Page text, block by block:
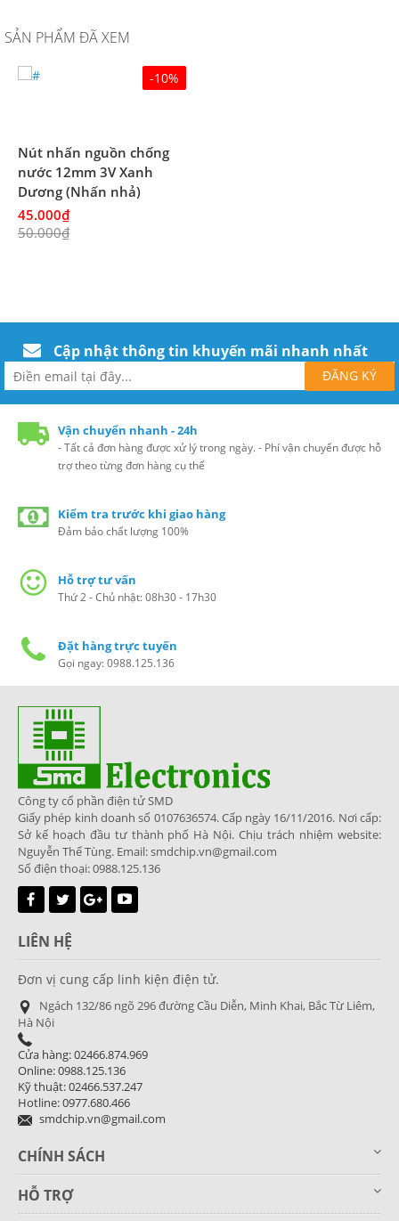
SẢN PHẨM ĐÃ XEM
-10%
Nút nhấn nguồn chống
nước 12mm 3V Xanh
Dương (Nhấn nhả)
45.000₫
50.000₫
Cập nhật thông tin khuyến mãi nhanh nhất
Vận chuyển nhanh - 24h
- Tất cả đơn hàng được xử lý trong ngày. - Phí vận chuyển được hỗ
trợ theo từng đơn hàng cụ thể
Kiểm tra trước khi giao hàng
Đảm bảo chất lượng 100%
Hỗ trợ tư vấn
Thứ 2 - Chủ nhật: 08h30 - 17h30
Đặt hàng trực tuyến
Gọi ngay: 0988.125.136
Công ty cổ phần điện tử SMD
Giấy phép kinh doanh số 0107636574. Cấp ngày 16/11/2016. Nơi cấp:
Sở kế hoạch đầu tư thành phố Hà Nội. Chịu trách nhiệm website:
Nguyễn Thế Tùng. Email: smdchip.vn@gmail.com
Số điện thoại: 0988.125.136
LIÊN HỆ
Đơn vị cung cấp linh kiện điện tử.
Ngách 132/86 ngõ 296 đường Cầu Diễn, Minh Khai, Bắc Từ Liêm,
Hà Nội
Cửa hàng: 02466.874.969
Online: 0988.125.136
Kỹ thuật: 02466.537.247
Hotline: 0977.680.466
smdchip.vn@gmail.com
CHÍNH SÁCH
HỖ TRỢ